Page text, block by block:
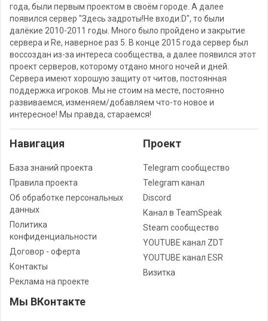
года, были первым проектом в своём городе. А далее
появился сервер "Здесь задроты!Не входи:D", то были
далёкие 2010-2011 годы. Много было пройдено и закрытие
сервера и Re, наверное раз 5. В конце 2015 года сервер был
воссоздан из-за интереса сообщества, а далее появился этот
проект серверов, которому отдано много ночей и дней.
Сервера имеют хорошую защиту от читов, постоянная
поддержка игроков. Мы не стоим на месте, постоянно
развиваемся, изменяем/добавляем что-то новое и
интересное! Мы правда, стараемся!
Навигация
База знаний проекта
Правила проекта
Об обработке персональных
данных
Политика
конфиденциальности
Договор - оферта
Контакты
Реклама на проекте
Проект
Telegram сообщество
Telegram канал
Discord
Канал в TeamSpeak
Steam сообщество
YOUTUBE канал ZDT
YOUTUBE канал ESR
Визитка
Мы ВКонтакте